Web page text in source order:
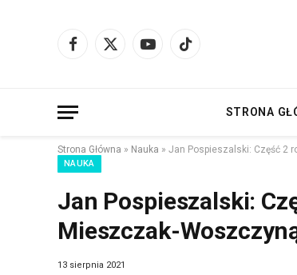
Facebook
X
YouTubeTikTok
STRONA
Strona Główna » Nauka » Jan Pospieszalski: Część 2
NAUKA
Jan Pospieszalski:
Mieszczak-
13 sierpnia 2021